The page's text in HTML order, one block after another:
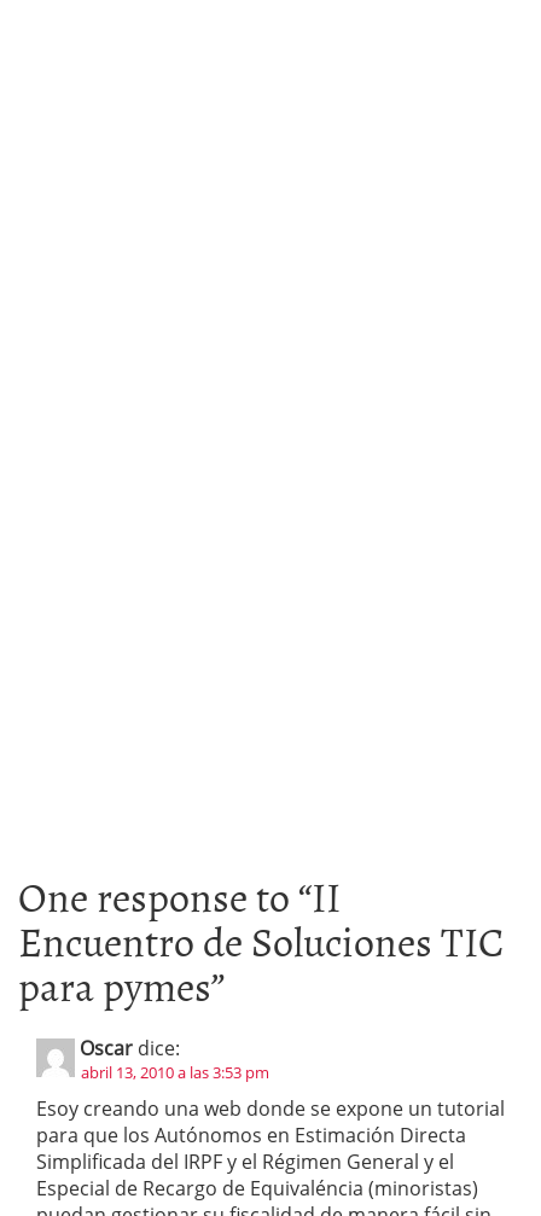
One response to “II
Encuentro de Soluciones TIC
para pymes”
Oscar dice:
abril 13, 2010 a las 3:53 pm
Esoy creando una web donde se expone un tutorial
para que los Autónomos en Estimación Directa
Simplificada del IRPF y el Régimen General y el
Especial de Recargo de Equivaléncia (minoristas)